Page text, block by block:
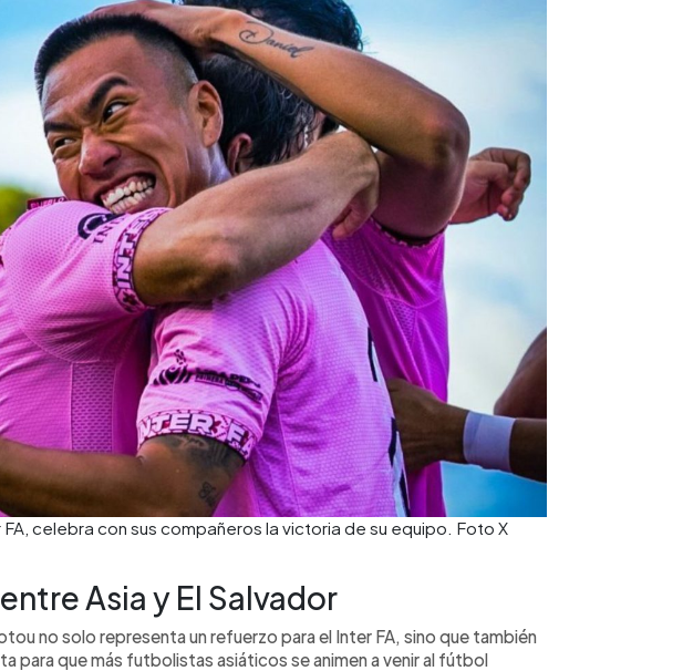
celebra con sus compañeros la victoria de su equipo. Foto X
Asia y El Salvador
no solo representa un refuerzo para el Inter FA, sino que también
para que más futbolistas asiáticos se animen a venir al fútbol